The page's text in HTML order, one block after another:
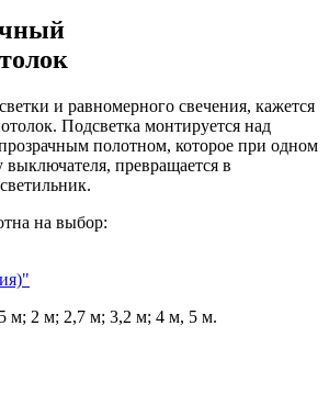
и равномерного свечения, кажется
Подсветка монтируется над
полотном, которое при одном
превращается в
на выбор:
м; 2 м; 2,7 м; 3,2 м; 4 м, 5 м.